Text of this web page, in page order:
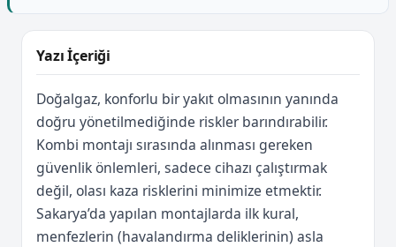
Yazı İçeriği
Doğalgaz, konforlu bir yakıt olmasının yanında
doğru yönetilmediğinde riskler barındırabilir.
Kombi montajı sırasında alınması gereken
güvenlik önlemleri, sadece cihazı çalıştırmak
değil, olası kaza risklerini minimize etmektir.
Sakarya’da yapılan montajlarda ilk kural,
menfezlerin (havalandırma deliklerinin) asla